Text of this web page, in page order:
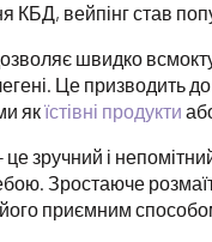
КБД, вейпінг став
швидко
Це призводить
якїстівні продукти
це зручний і
Зростаюче
його приємним